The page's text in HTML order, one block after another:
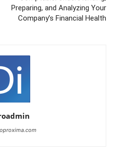
Preparing, and Analyzing Your
Company’s Financial Health